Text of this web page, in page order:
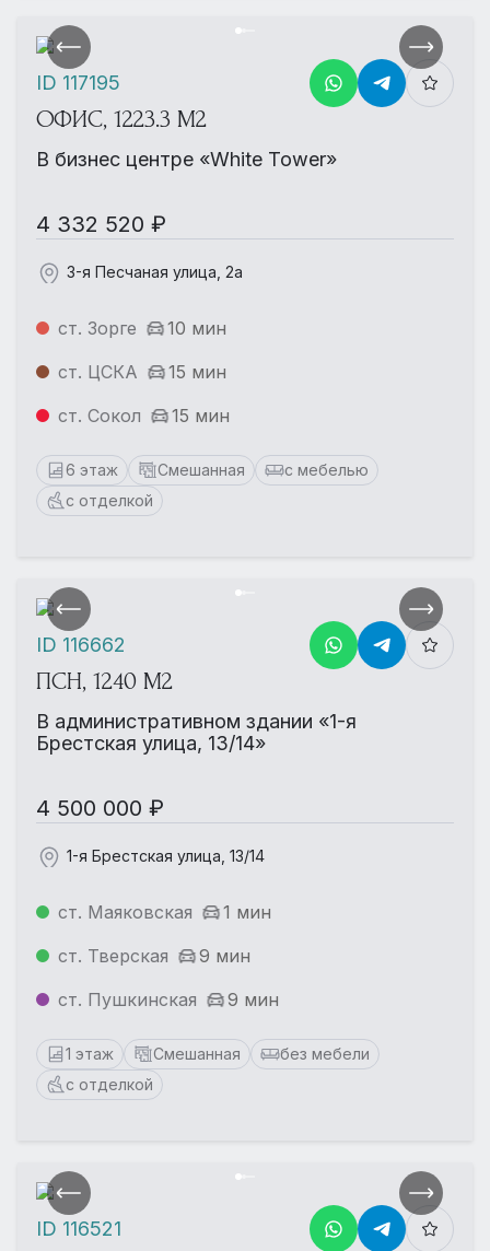
ОФИС, 1223.3 М2
В бизнес центре «White Tower»
4 332 520 ₽
3-я Песчаная улица, 2а
ст. Зорге
10 мин
ст. ЦСКА
15 мин
ст. Сокол
15 мин
6 этаж Смешанная
с мебелью
с отделкой
ID 117195
ПСН, 1240 М2
В административном здании «1-я
Брестская улица, 13/14»
4 500 000 ₽
1-я Брестская улица, 13/14
ст. Маяковская
1 мин
ст. Тверская
9 мин
ст. Пушкинская
9 мин
1 этаж Смешанная
без мебели
с отделкой
ID 116662
ID 116521